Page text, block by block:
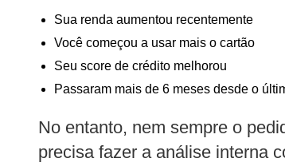
Sua renda aumentou recentemente
Você começou a usar mais o cartão
Seu score de crédito melhorou
Passaram mais de 6 meses desde o
No entanto, nem sempre o
precisa fazer a análise interna